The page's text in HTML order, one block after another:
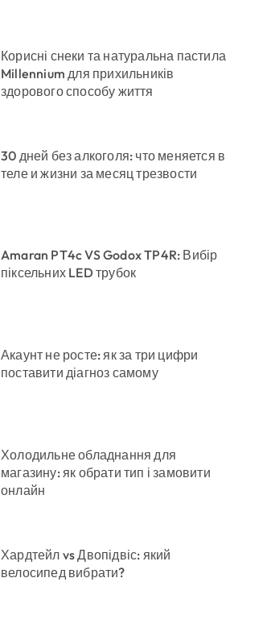
Корисні снеки та натуральна пастила
Millennium для прихильників
здорового способу життя
30 дней без алкоголя: что меняется в
теле и жизни за месяц трезвости
Amaran PT4c VS Godox TP4R: Вибір
піксельних LED трубок
Акаунт не росте: як за три цифри
поставити діагноз самому
Холодильне обладнання для
магазину: як обрати тип і замовити
онлайн
Хардтейл vs Двопідвіс: який
велосипед вибрати?